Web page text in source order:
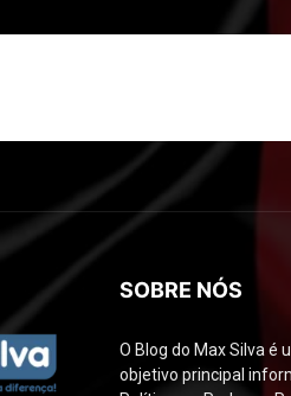
SOBRE NÓS
O Blog do Max Silva é
objetivo principal